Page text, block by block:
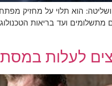
הוא תלוי על מחזיק
ועד בריאות
לעלות